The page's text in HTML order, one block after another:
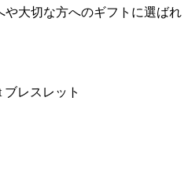
や大切な方へのギフトに選ばれ
ブレスレット